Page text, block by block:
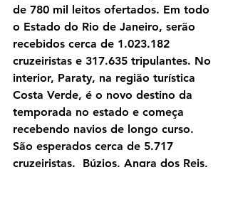
de 780 mil leitos ofertados. Em todo
o Estado do Rio de Janeiro, serão
recebidos cerca de 1.023.182
cruzeiristas e 317.635 tripulantes. No
interior, Paraty, na região turística
Costa Verde, é o novo destino da
temporada no estado e começa
recebendo navios de longo curso.
São esperados cerca de 5.717
cruzeiristas.  Búzios, Angra dos Reis,